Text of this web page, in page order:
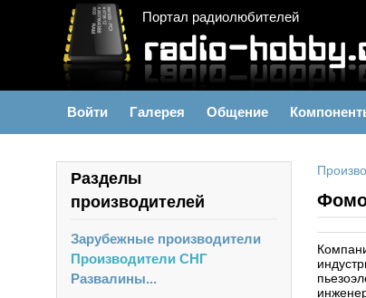
Портал радиолюбителей
Войти Галерея Общение
Разделы
производителей
Зарубежные производители
Производители СНГ
Развалины...